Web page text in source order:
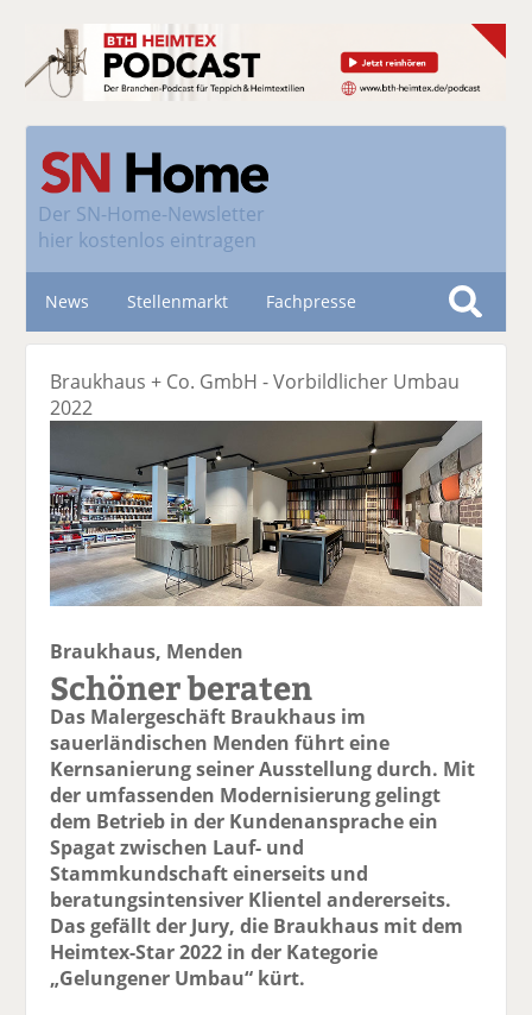
Der SN-Home-Newsletter
hier kostenlos eintragen
News Stellenmarkt Fachpresse
S
c
e
Braukhaus + Co. GmbH - Vorbildlicher Umbau
2022
Braukhaus, Menden
Schöner beraten
Das Malergeschäft Braukhaus im
sauerländischen Menden führt eine
Kernsanierung seiner Ausstellung durch. Mit
der umfassenden Modernisierung gelingt
dem Betrieb in der Kundenansprache ein
Spagat zwischen Lauf- und
Stammkundschaft einerseits und
beratungsintensiver Klientel andererseits.
Das gefällt der Jury, die Braukhaus mit dem
Heimtex-Star 2022 in der Kategorie
„Gelungener Umbau“ kürt.